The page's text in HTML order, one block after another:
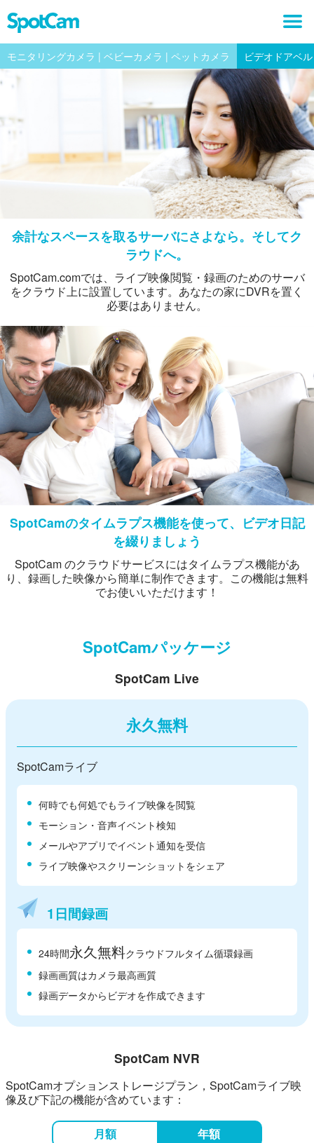
モニタリングカメラ | ベビーカメラ | ペットカメラ ビデオドアベル
余計なスペースを取るサーバにさよなら。そしてク
ラウドへ。
SpotCam.comでは、ライブ映像閲覧・録画のためのサーバ
をクラウド上に設置しています。あなたの家にDVRを置く
必要はありません。
SpotCamのタイムラプス機能を使って、ビデオ日記
を綴りましょう
SpotCam のクラウドサービスにはタイムラプス機能があ
り、録画した映像から簡単に制作できます。この機能は無料
でお使いいただけます！
SpotCamパッケージ
SpotCam Live
永久無料
SpotCamライブ
何時でも何処でもライブ映像を閲覧
モーション・音声イベント検知
メールやアプリでイベント通知を受信
ライブ映像やスクリーンショットをシェア
1日間録画
24時間永久無料クラウドフルタイム循環録画
録画画質はカメラ最高画質
録画データからビデオを作成できます
SpotCam NVR
SpotCamオプションストレージプラン， SpotCamライブ映
像及び下記の機能が含めています：
月額 年額